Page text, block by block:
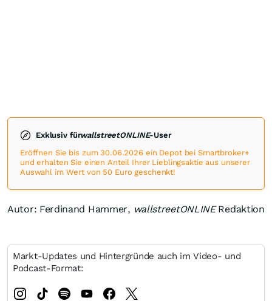
Exklusiv fürwallstreetONLINE-User
Eröffnen Sie bis zum 30.06.2026 ein Depot bei Smartbroker+
und erhalten Sie einen Anteil Ihrer Lieblingsaktie aus unserer
Auswahl im Wert von 50 Euro geschenkt!
Autor: Ferdinand Hammer, wallstreetONLINERedaktion
Markt-Updates und Hintergründe auch im Video- und
Podcast-Format: